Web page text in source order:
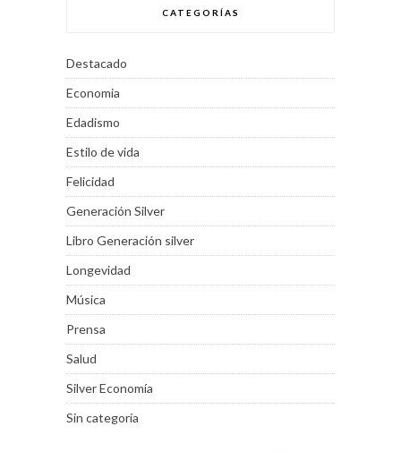
CATEGORÍAS
Destacado
Economia
Edadismo
Estilo de vida
Felicidad
Generación Silver
Libro Generación silver
Longevidad
Música
Prensa
Salud
Silver Economía
Sin categoría